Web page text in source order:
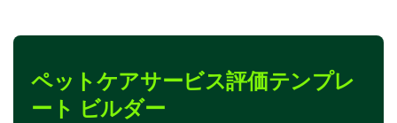
ペットケアサービス評価テンプレ
ート ビルダー